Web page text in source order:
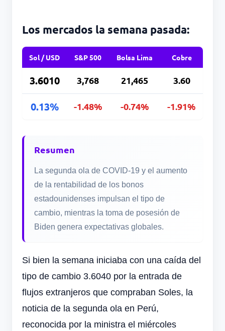
Los mercados la semana pasada:
Sol / USD S&P 500 Bolsa Lima Cobre
3.6010 3,768 21,465 3.60
0.13% -1.48% -0.74% -1.91%
Resumen
La segunda ola de COVID-19 y el aumento
de la rentabilidad de los bonos
estadounidenses impulsan el tipo de
cambio, mientras la toma de posesión de
Biden genera expectativas globales.
Si bien la semana iniciaba con una caída del
tipo de cambio 3.6040 por la entrada de
flujos extranjeros que compraban Soles, la
noticia de la segunda ola en Perú,
reconocida por la ministra el miércoles